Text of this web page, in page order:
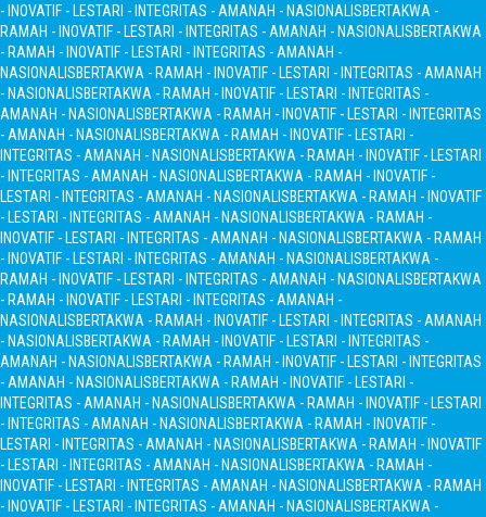
- INOVATIF - LESTARI - INTEGRITAS - AMANAH - NASIONALISBERTAKWA -
RAMAH - INOVATIF - LESTARI - INTEGRITAS - AMANAH - NASIONALISBERTAKWA
- RAMAH - INOVATIF - LESTARI - INTEGRITAS - AMANAH -
NASIONALISBERTAKWA - RAMAH - INOVATIF - LESTARI - INTEGRITAS - AMANAH
- NASIONALISBERTAKWA - RAMAH - INOVATIF - LESTARI - INTEGRITAS -
AMANAH - NASIONALISBERTAKWA - RAMAH - INOVATIF - LESTARI - INTEGRITAS
- AMANAH - NASIONALISBERTAKWA - RAMAH - INOVATIF - LESTARI -
INTEGRITAS - AMANAH - NASIONALISBERTAKWA - RAMAH - INOVATIF - LESTARI
- INTEGRITAS - AMANAH - NASIONALISBERTAKWA - RAMAH - INOVATIF -
LESTARI - INTEGRITAS - AMANAH - NASIONALISBERTAKWA - RAMAH - INOVATIF
- LESTARI - INTEGRITAS - AMANAH - NASIONALISBERTAKWA - RAMAH -
INOVATIF - LESTARI - INTEGRITAS - AMANAH - NASIONALISBERTAKWA - RAMAH
- INOVATIF - LESTARI - INTEGRITAS - AMANAH - NASIONALISBERTAKWA -
RAMAH - INOVATIF - LESTARI - INTEGRITAS - AMANAH - NASIONALISBERTAKWA
- RAMAH - INOVATIF - LESTARI - INTEGRITAS - AMANAH -
NASIONALISBERTAKWA - RAMAH - INOVATIF - LESTARI - INTEGRITAS - AMANAH
- NASIONALISBERTAKWA - RAMAH - INOVATIF - LESTARI - INTEGRITAS -
AMANAH - NASIONALISBERTAKWA - RAMAH - INOVATIF - LESTARI - INTEGRITAS
- AMANAH - NASIONALISBERTAKWA - RAMAH - INOVATIF - LESTARI -
INTEGRITAS - AMANAH - NASIONALISBERTAKWA - RAMAH - INOVATIF - LESTARI
- INTEGRITAS - AMANAH - NASIONALISBERTAKWA - RAMAH - INOVATIF -
LESTARI - INTEGRITAS - AMANAH - NASIONALISBERTAKWA - RAMAH - INOVATIF
- LESTARI - INTEGRITAS - AMANAH - NASIONALISBERTAKWA - RAMAH -
INOVATIF - LESTARI - INTEGRITAS - AMANAH - NASIONALISBERTAKWA - RAMAH
- INOVATIF - LESTARI - INTEGRITAS - AMANAH - NASIONALISBERTAKWA -